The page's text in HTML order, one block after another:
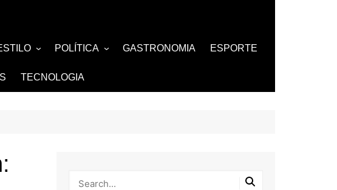
MODA E BELEZA
NOIVAS e DEBUTANTES
POLÍTICA
FAMOSOS
GASTRONOMIA ESPORTE
TECNOLOGIA